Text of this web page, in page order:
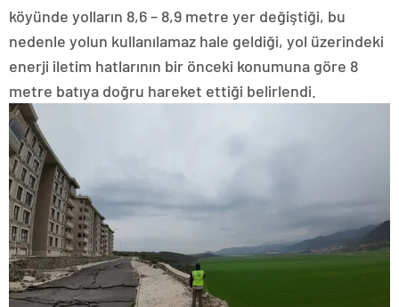
köyünde yolların 8,6 – 8,9 metre yer değiştiği, bu
nedenle yolun kullanılamaz hale geldiği, yol üzerindeki
enerji iletim hatlarının bir önceki konumuna göre 8
metre batıya doğru hareket ettiği belirlendi.